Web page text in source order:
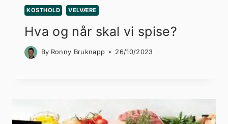
KOSTHOLD VELVÆRE
Hva og når skal vi spise?
By Ronny Bruknapp 26/10/2023